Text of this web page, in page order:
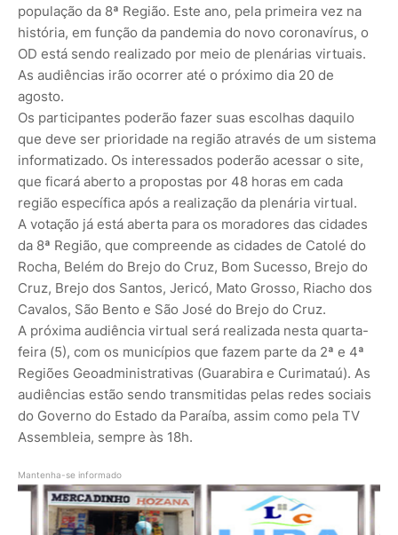
população da 8ª Região. Este ano, pela primeira vez na
história, em função da pandemia do novo coronavírus, o
OD está sendo realizado por meio de plenárias virtuais.
As audiências irão ocorrer até o próximo dia 20 de
agosto.
Os participantes poderão fazer suas escolhas daquilo
que deve ser prioridade na região através de um sistema
informatizado. Os interessados poderão acessar o site,
que ficará aberto a propostas por 48 horas em cada
região específica após a realização da plenária virtual.
A votação já está aberta para os moradores das cidades
da 8ª Região, que compreende as cidades de Catolé do
Rocha, Belém do Brejo do Cruz, Bom Sucesso, Brejo do
Cruz, Brejo dos Santos, Jericó, Mato Grosso, Riacho dos
Cavalos, São Bento e São José do Brejo do Cruz.
A próxima audiência virtual será realizada nesta quarta-
feira (5), com os municípios que fazem parte da 2ª e 4ª
Regiões Geoadministrativas (Guarabira e Curimataú). As
audiências estão sendo transmitidas pelas redes sociais
do Governo do Estado da Paraíba, assim como pela TV
Assembleia, sempre às 18h.
Mantenha-se informado